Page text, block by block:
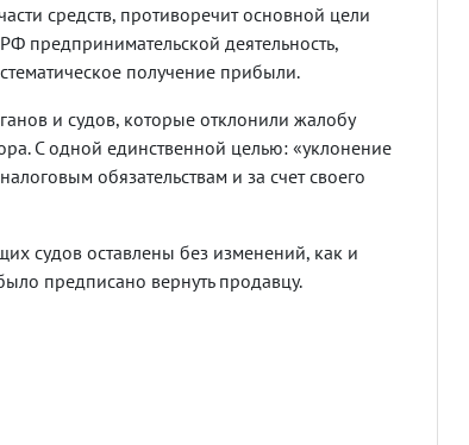
средств, противоречит основной цели
РФ предпринимательской деятельность,
получение прибыли.
и судов, которые отклонили жалобу
С одной единственной целью: «уклонение
обязательствам и за счет своего
судов оставлены без изменений, как и
предписано вернуть продавцу.